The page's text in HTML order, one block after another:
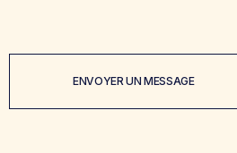
ENVOYER UN MESSAGE